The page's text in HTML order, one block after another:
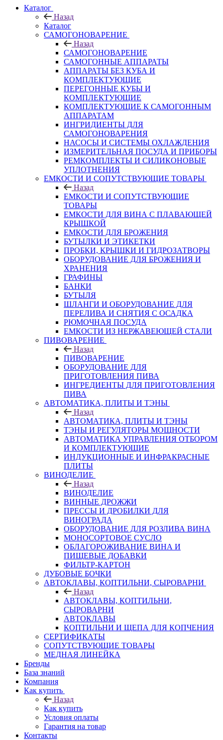
Каталог
Назад
Каталог
САМОГОНОВАРЕНИЕ
Назад
САМОГОНОВАРЕНИЕ
САМОГОННЫЕ АППАРАТЫ
АППАРАТЫ БЕЗ КУБА И
КОМПЛЕКТУЮЩИЕ
ПЕРЕГОННЫЕ КУБЫ И
КОМПЛЕКТУЮЩИЕ
КОМПЛЕКТУЮЩИЕ К САМОГОННЫМ
АППАРАТАМ
ИНГРИДИЕНТЫ ДЛЯ
САМОГОНОВАРЕНИЯ
НАСОСЫ И СИСТЕМЫ ОХЛАЖДЕНИЯ
ИЗМЕРИТЕЛЬНАЯ ПОСУДА И ПРИБОРЫ
РЕМКОМПЛЕКТЫ И СИЛИКОНОВЫЕ
УПЛОТНЕНИЯ
ЕМКОСТИ И СОПУТСТВУЮЩИЕ ТОВАРЫ
Назад
ЕМКОСТИ И СОПУТСТВУЮЩИЕ
ТОВАРЫ
ЕМКОСТИ ДЛЯ ВИНА С ПЛАВАЮЩЕЙ
КРЫШКОЙ
ЕМКОСТИ ДЛЯ БРОЖЕНИЯ
БУТЫЛКИ И ЭТИКЕТКИ
ПРОБКИ, КРЫШКИ И ГИДРОЗАТВОРЫ
ОБОРУДОВАНИЕ ДЛЯ БРОЖЕНИЯ И
ХРАНЕНИЯ
ГРАФИНЫ
БАНКИ
БУТЫЛЯ
ШЛАНГИ И ОБОРУДОВАНИЕ ДЛЯ
ПЕРЕЛИВА И СНЯТИЯ С ОСАДКА
РЮМОЧНАЯ ПОСУДА
ЕМКОСТИ ИЗ НЕРЖАВЕЮЩЕЙ СТАЛИ
ПИВОВАРЕНИЕ
Назад
ПИВОВАРЕНИЕ
ОБОРУДОВАНИЕ ДЛЯ
ПРИГОТОВЛЕНИЯ ПИВА
ИНГPЕДИЕНТЫ ДЛЯ ПРИГОТОВЛЕНИЯ
ПИВА
АВТОМАТИКА, ПЛИТЫ И ТЭНЫ
Назад
АВТОМАТИКА, ПЛИТЫ И ТЭНЫ
ТЭНЫ И РЕГУЛЯТОРЫ МОЩНОСТИ
АВТОМАТИКА УПРАВЛЕНИЯ ОТБОРОМ
И КОМПЛЕКТУЮЩИЕ
ИНДУКЦИОННЫЕ И ИНФРАКРАСНЫЕ
ПЛИТЫ
ВИНОДЕЛИЕ
Назад
ВИНОДЕЛИЕ
ВИННЫЕ ДРОЖЖИ
ПРЕССЫ И ДРОБИЛКИ ДЛЯ
ВИНОГРАДА
ОБОРУДОВАНИЕ ДЛЯ РОЗЛИВА ВИНА
МОНОСОРТОВОЕ СУСЛО
ОБЛАГОРОЖИВАНИЕ ВИНА И
ПИЩЕВЫЕ ДОБАВКИ
ФИЛЬТР-КАРТОН
ДУБОВЫЕ БОЧКИ
АВТОКЛАВЫ, КОПТИЛЬНИ, СЫРОВАРНИ
Назад
АВТОКЛАВЫ, КОПТИЛЬНИ,
СЫРОВАРНИ
АВТОКЛАВЫ
КОПТИЛЬНИ И ЩЕПА ДЛЯ КОПЧЕНИЯ
СЕРТИФИКАТЫ
СОПУТСТВУЮЩИЕ ТОВАРЫ
МЕДНАЯ ЛИНЕЙКА
Бренды
База знаний
Компания
Как купить
Назад
Как купить
Условия оплаты
Гарантия на товар
Контакты